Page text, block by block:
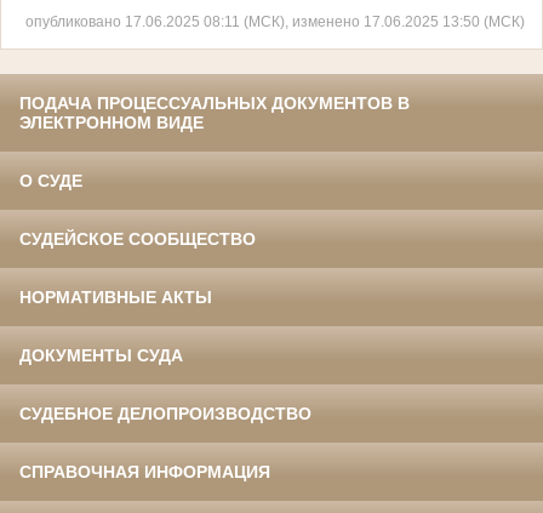
опубликовано 17.06.2025 08:11 (МСК), изменено 17.06.2025 13:50 (МСК)
ПОДАЧА ПРОЦЕССУАЛЬНЫХ ДОКУМЕНТОВ В
ЭЛЕКТРОННОМ ВИДЕ
О СУДЕ
СУДЕЙСКОЕ СООБЩЕСТВО
НОРМАТИВНЫЕ АКТЫ
ДОКУМЕНТЫ СУДА
СУДЕБНОЕ ДЕЛОПРОИЗВОДСТВО
СПРАВОЧНАЯ ИНФОРМАЦИЯ